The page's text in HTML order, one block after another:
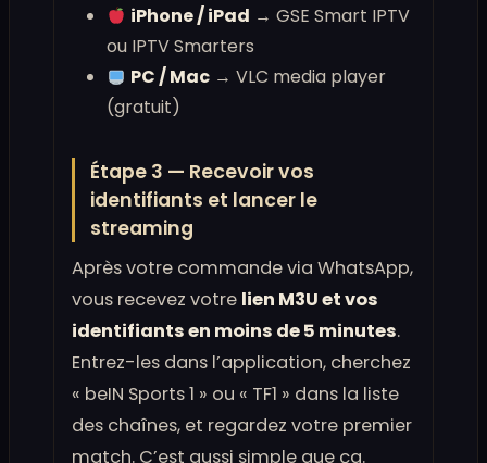
iPhone / iPad → GSE Smart IPTV
ou IPTV Smarters
PC / Mac → VLC media player
(gratuit)
Étape 3 — Recevoir vos
identifiants et lancer le
streaming
Après votre commande via WhatsApp,
vous recevez votre lien M3U et vos
identifiants en moins de 5 minutes.
Entrez-les dans l’application, cherchez
« beIN Sports 1 » ou « TF1 » dans la liste
des chaînes, et regardez votre premier
match. C’est aussi simple que ça.